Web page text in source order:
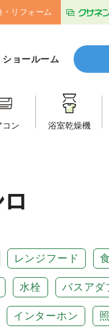
・リフォーム
ショールーム
コン 浴室乾燥機
レンジフード
水栓 バスアダ
インターホン